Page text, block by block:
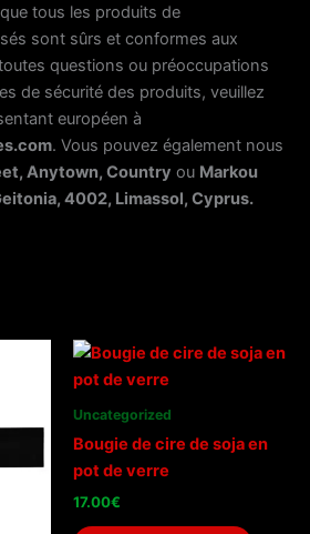
tous les produits de
sont sûrs et conformes aux
questions ou préoccupations
de sécurité des produits, veuillez
européen à
. Vous pouvez également nous
Anytown, Country ou Markou
4002, Limassol, Cyprus.
Uncategorized
Bougie de cire de soja en
pot de verre
17.00€